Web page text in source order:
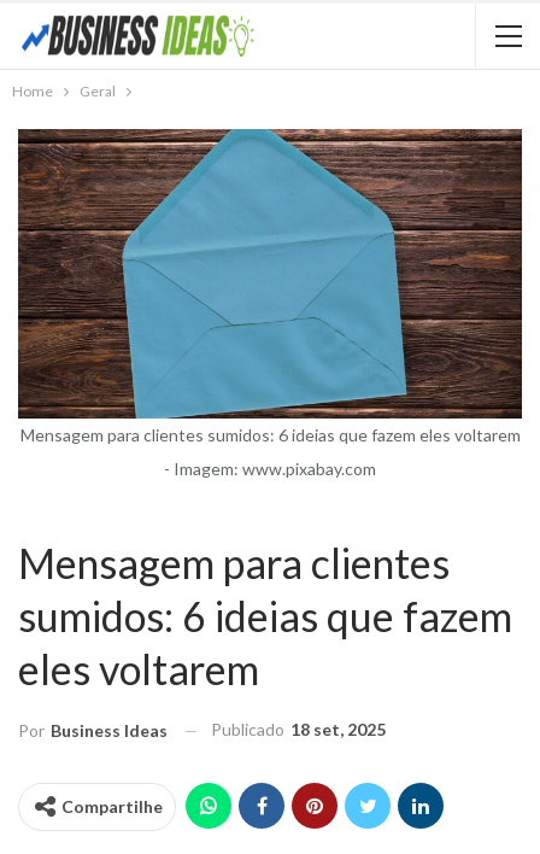
Home Geral
Mensagem para clientes sumidos: 6 ideias que fazem eles voltarem
- Imagem: www.pixabay.com
Mensagem para clientes
sumidos: 6 ideias que fazem
eles voltarem
Por Business Ideas Publicado 18 set, 2025
Compartilhe